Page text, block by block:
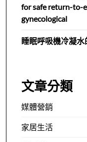
for safe return-to-
gynecological
睡眠呼吸機冷凝
文章分類
媒體營銷
家居生活